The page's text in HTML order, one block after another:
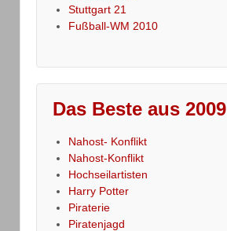
Stuttgart 21
Fußball-WM 2010
Das Beste aus 2009
Nahost- Konflikt
Nahost-Konflikt
Hochseilartisten
Harry Potter
Piraterie
Piratenjagd